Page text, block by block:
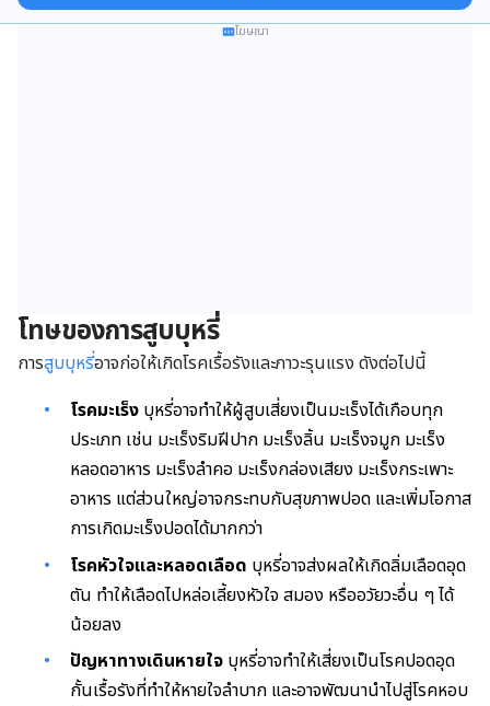
โฆษณา
โทษของการสูบบุหรี่
การสูบบุหรี่อาจก่อให้เกิดโรคเรื้อรังและภาวะรุนแรง ดังต่อไปนี้
โรคมะเร็ง บุหรี่อาจทำให้ผู้สูบเสี่ยงเป็นมะเร็งได้เกือบทุก
ประเภท เช่น มะเร็งริมฝีปาก มะเร็งลิ้น มะเร็งจมูก มะเร็ง
หลอดอาหาร มะเร็งลำคอ มะเร็งกล่องเสียง มะเร็งกระเพาะ
อาหาร แต่ส่วนใหญ่อาจกระทบกับสุขภาพปอด และเพิ่มโอกาส
การเกิดมะเร็งปอดได้มากกว่า
โรคหัวใจและหลอดเลือด บุหรี่อาจส่งผลให้เกิดลิ่มเลือดอุด
ตัน ทำให้เลือดไปหล่อเลี้ยงหัวใจ สมอง หรืออวัยวะอื่น ๆ ได้
น้อยลง
ปัญหาทางเดินหายใจ บุหรี่อาจทำให้เสี่ยงเป็นโรคปอดอุด
กั้นเรื้อรังที่ทำให้หายใจลำบาก และอาจพัฒนานำไปสู่โรคหอบ